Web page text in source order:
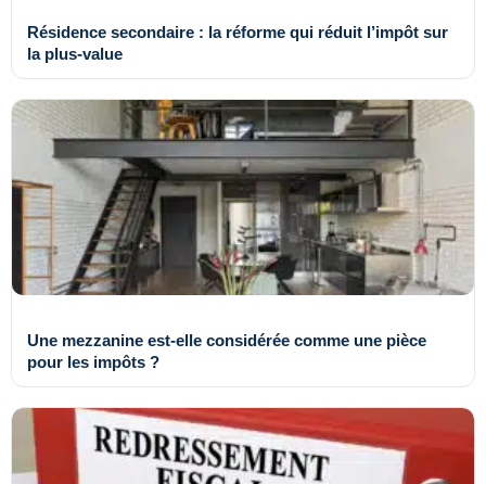
Résidence secondaire : la réforme qui réduit l’impôt sur
la plus-value
Une mezzanine est-elle considérée comme une pièce
pour les impôts ?